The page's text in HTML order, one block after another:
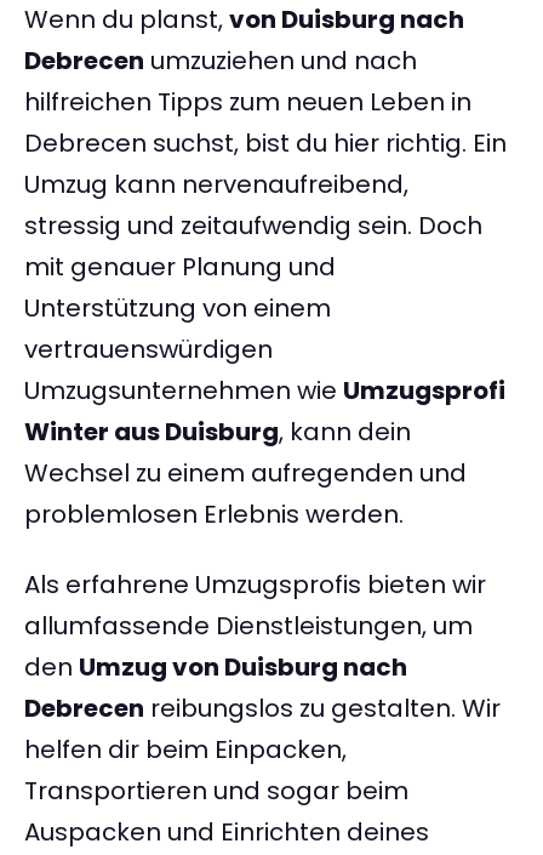
Wenn du planst,von Duisburg nach
Debrecen umzuziehen und nach
hilfreichen Tipps zum neuen Leben in
Debrecen suchst, bist du hier richtig. Ein
Umzug kann nervenaufreibend,
stressig und zeitaufwendig sein. Doch
mit genauer Planung und
Unterstützung von einem
vertrauenswürdigen
Umzugsunternehmen wie Umzugsprofi
Winter aus Duisburg, kann dein
Wechsel zu einem aufregenden und
problemlosen Erlebnis werden.
Als erfahrene Umzugsprofis bieten wir
allumfassende Dienstleistungen, um
den Umzug von Duisburg nach
Debrecen reibungslos zu gestalten. Wir
helfen dir beim Einpacken,
Transportieren und sogar beim
Auspacken und Einrichten deines